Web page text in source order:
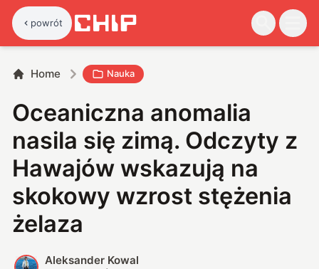
powrót
Home Nauka
Oceaniczna anomalia
nasila się zimą. Odczyty z
Hawajów wskazują na
skokowy wzrost stężenia
żelaza
Aleksander Kowal